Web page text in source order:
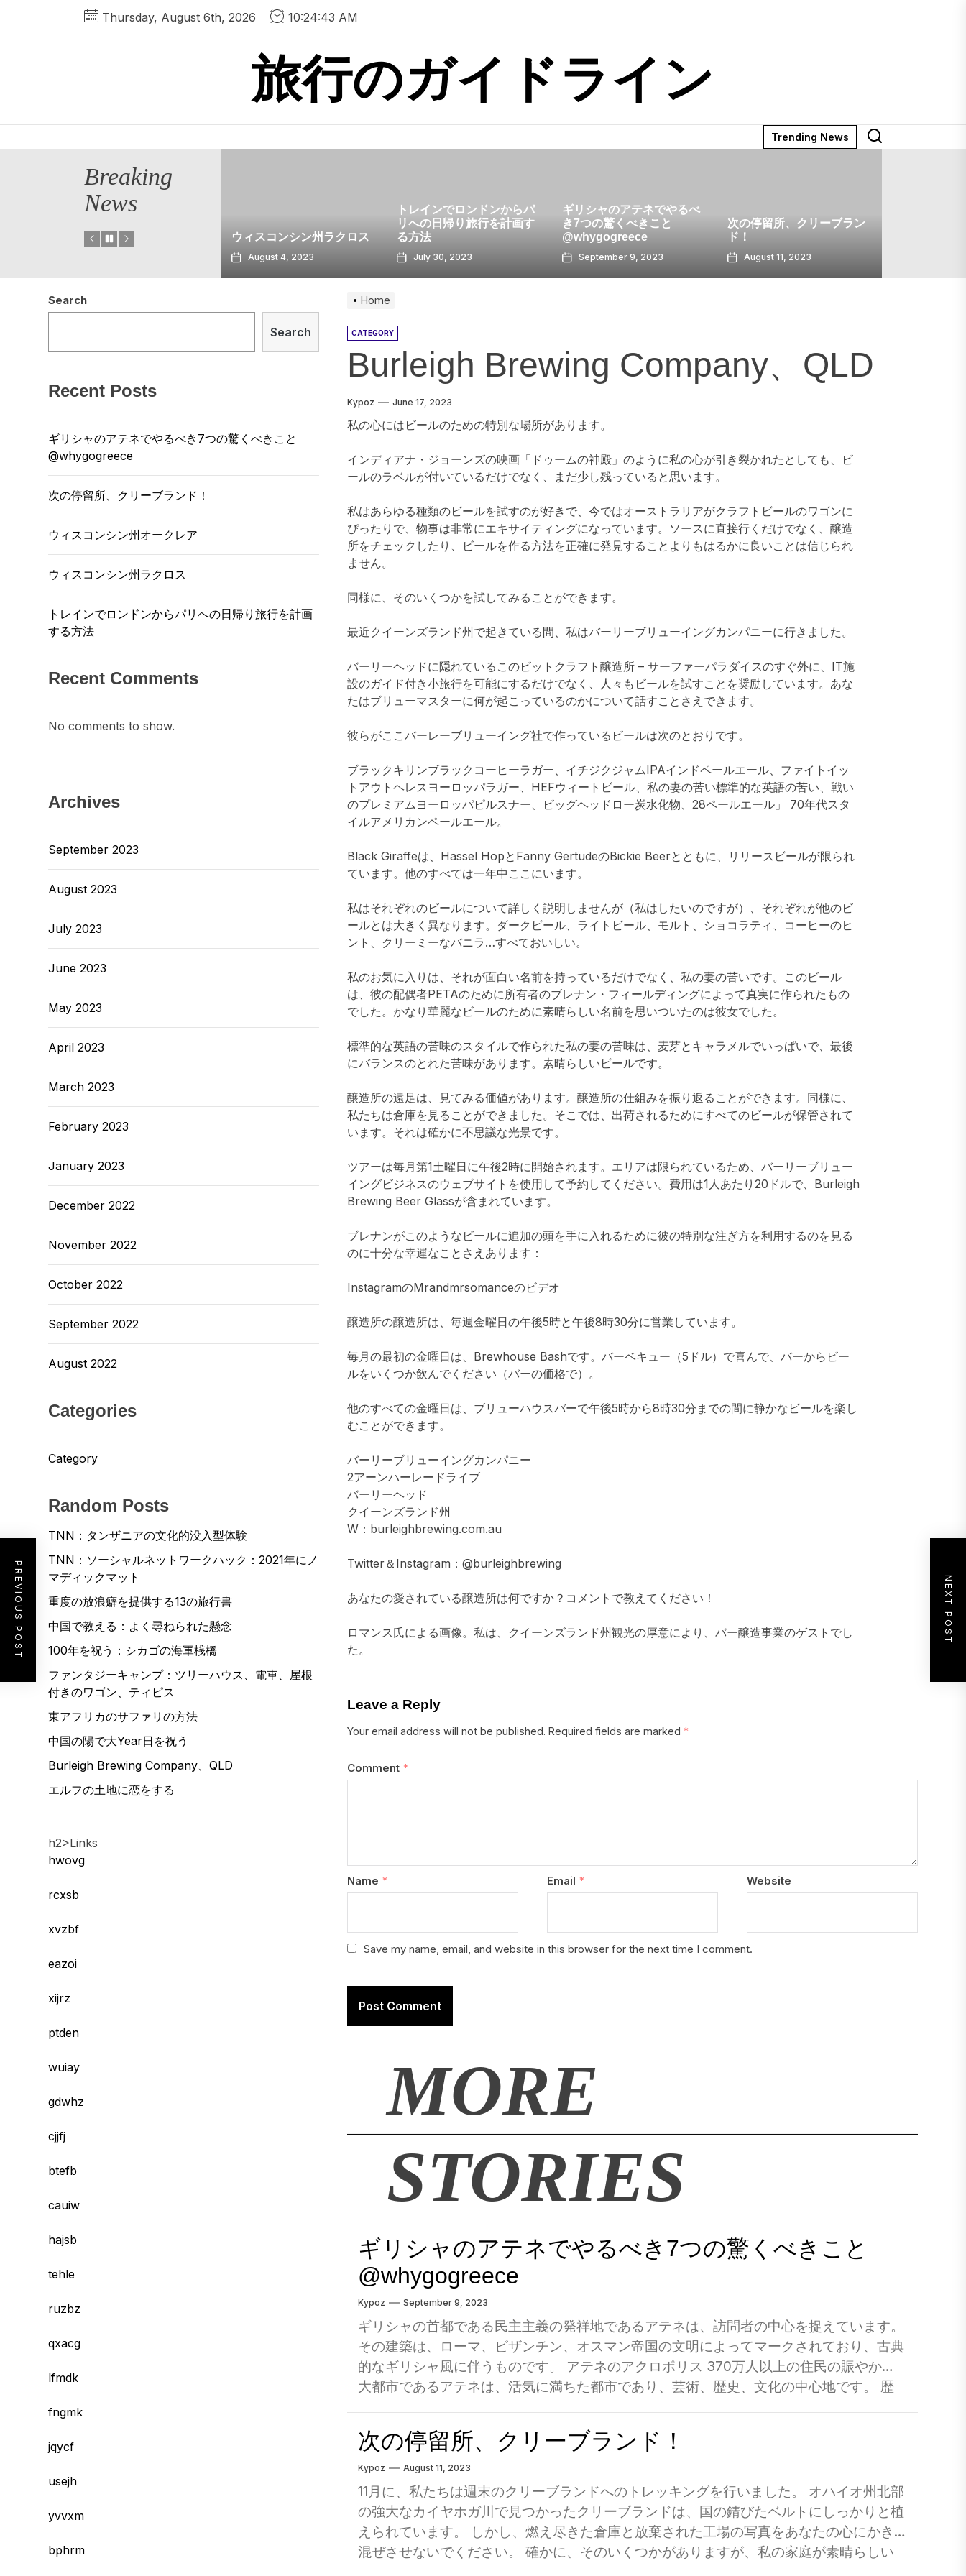
Thursday, August 6th, 2026 10:24:43 AM
旅行のガイドライン
Trending News
Breaking
News
ウィスコンシン州ラクロス
る方法
July 30, 2023
ギリシャのアテネでやるべ
き7つの驚くべきこと
@whygogreece
September 9, 2023
次の停留所、クリーブラン
ド！
August 11, 2023
ウィスコンシン州オークレ
ア
August 10, 2023
Home
CATEGORY
Burleigh Brewing Company、QLD
Kypoz June 17, 2023
私の心にはビールのための特別な場所があります。
インディアナ・ジョーンズの映画「ドゥームの神殿」のように私の心が引き裂かれたとしても、ビ
ールのラベルが付いているだけでなく、まだ少し残っていると思います。
私はあらゆる種類のビールを試すのが好きで、今ではオーストラリアがクラフトビールのワゴンに
ぴったりで、物事は非常にエキサイティングになっています。ソースに直接行くだけでなく、醸造
所をチェックしたり、ビールを作る方法を正確に発見することよりもはるかに良いことは信じられ
ません。
同様に、そのいくつかを試してみることができます。
最近クイーンズランド州で起きている間、私はバーリーブリューイングカンパニーに行きました。
バーリーヘッドに隠れているこのビットクラフト醸造所 – サーファーパラダイスのすぐ外に、IT施
設のガイド付き小旅行を可能にするだけでなく、人々もビールを試すことを奨励しています。あな
たはブリューマスターに何が起こっているのかについて話すことさえできます。
彼らがここバーレーブリューイング社で作っているビールは次のとおりです。
ブラックキリンブラックコーヒーラガー、イチジクジャムIPAインドペールエール、ファイトイッ
トアウトヘレスヨーロッパラガー、HEFウィートビール、私の妻の苦い標準的な英語の苦い、戦い
のプレミアムヨーロッパピルスナー、ビッグヘッドロー炭水化物、28ペールエール」 70年代スタ
イルアメリカンペールエール。
Black Giraffeは、Hassel HopとFanny GertudeのBickie Beerとともに、リリースビールが限られ
ています。他のすべては一年中ここにいます。
私はそれぞれのビールについて詳しく説明しませんが（私はしたいのですが）、それぞれが他のビ
ールとは大きく異なります。ダークビール、ライトビール、モルト、ショコラティ、コーヒーのヒ
ント、クリーミーなバニラ…すべておいしい。
私のお気に入りは、それが面白い名前を持っているだけでなく、私の妻の苦いです。このビール
は、彼の配偶者PETAのために所有者のブレナン・フィールディングによって真実に作られたもの
でした。かなり華麗なビールのために素晴らしい名前を思いついたのは彼女でした。
標準的な英語の苦味のスタイルで作られた私の妻の苦味は、麦芽とキャラメルでいっぱいで、最後
にバランスのとれた苦味があります。素晴らしいビールです。
醸造所の遠足は、見てみる価値があります。醸造所の仕組みを振り返ることができます。同様に、
私たちは倉庫を見ることができました。そこでは、出荷されるためにすべてのビールが保管されて
います。それは確かに不思議な光景です。
ツアーは毎月第1土曜日に午後2時に開始されます。エリアは限られているため、バーリーブリュー
イングビジネスのウェブサイトを使用して予約してください。費用は1人あたり20ドルで、Burleigh
Brewing Beer Glassが含まれています。
ブレナンがこのようなビールに追加の頭を手に入れるために彼の特別な注ぎ方を利用するのを見る
のに十分な幸運なことさえあります：
InstagramのMrandmrsomanceのビデオ
醸造所の醸造所は、毎週金曜日の午後5時と午後8時30分に営業しています。
毎月の最初の金曜日は、Brewhouse Bashです。バーベキュー（5ドル）で喜んで、バーからビー
ルをいくつか飲んでください（バーの価格で）。
他のすべての金曜日は、ブリューハウスバーで午後5時から8時30分までの間に静かなビールを楽し
むことができます。
バーリーブリューイングカンパニー
2アーンハーレードライブ
バーリーヘッド
クイーンズランド州
W：burleighbrewing.com.au
Twitter＆Instagram：@burleighbrewing
あなたの愛されている醸造所は何ですか？コメントで教えてください！
ロマンス氏による画像。私は、クイーンズランド州観光の厚意により、バー醸造事業のゲストでし
た。
Leave a Reply
Your email address will not be published. Required fields are marked*
Comment *
Name * Email * Website
Save my name, email, and website in this browser for the next time I comment.
PREVIOUS POST NEXT POST
MORE
STORIES
ギリシャのアテネでやるべき7つの驚くべきこと
@whygogreece
Kypoz September 9, 2023
ギリシャの首都である民主主義の発祥地であるアテネは、訪問者の中心を捉えています。
その建築は、ローマ、ビザンチン、オスマン帝国の文明によってマークされており、古典
的なギリシャ風に伴うものです。 アテネのアクロポリス 370万人以上の住民の賑やかな
大都市であるアテネは、活気に満ちた都市であり、芸術、歴史、文化の中心地です。 歴
などの隠された宝石を探索することにした場合でも、ギリシャの首都でやるべきことがた
くさんあります。 目次 アテネをチェックするのに最適な時期はいつですか？ ギリシャの
アテネでやるべき7つの驚くべきことがあります 1.ストリートアートのツアー 2.スローダ
ウンして、国立庭園で自然を楽しむ 3.アナフィオティカを散歩します 4.モナスティラキ
フリーマーケットでの掘り出し物 5.隠されたタベルナの地元料理の味 6.別の観点から街を
見る：リカベトゥスの丘 7.歴史的なサイトの自作ツアー アテネ、ギリシャ、ギリシャの
ギリシャベストバジェットホテルの滞在場所 - アクロポリスビューホテル ギリシャのア
次の停留所、クリーブランド！
Kypoz August 11, 2023
11月に、私たちは週末のクリーブランドへのトレッキングを行いました。 オハイオ州北部
の強大なカイヤホガ川で見つかったクリーブランドは、国の錆びたベルトにしっかりと植
えられています。 しかし、燃え尽きた倉庫と放棄された工場の写真をあなたの心にかき
混ぜさせないでください。 確かに、そのいくつかがありますが、私の家庭が素晴らしい
Search
Search
Recent Posts
ギリシャのアテネでやるべき7つの驚くべきこと
@whygogreece
次の停留所、クリーブランド！
ウィスコンシン州オークレア
ウィスコンシン州ラクロス
トレインでロンドンからパリへの日帰り旅行を計画
する方法
Recent Comments
No comments to show.
Archives
September 2023
August 2023
July 2023
June 2023
May 2023
April 2023
March 2023
February 2023
January 2023
December 2022
November 2022
October 2022
September 2022
August 2022
Categories
Category
Random Posts
TNN：タンザニアの文化的没入型体験
TNN：ソーシャルネットワークハック：2021年にノ
マディックマット
重度の放浪癖を提供する13の旅行書
中国で教える：よく尋ねられた懸念
100年を祝う：シカゴの海軍桟橋
ファンタジーキャンプ：ツリーハウス、電車、屋根
付きのワゴン、ティピス
東アフリカのサファリの方法
中国の陽で大Year日を祝う
Burleigh Brewing Company、QLD
エルフの土地に恋をする
h2>Links
hwovg
rcxsb
xvzbf
eazoi
xijrz
ptden
wuiay
gdwhz
cjjfj
btefb
cauiw
hajsb
tehle
ruzbz
qxacg
lfmdk
fngmk
jqycf
usejh
yvvxm
bphrm